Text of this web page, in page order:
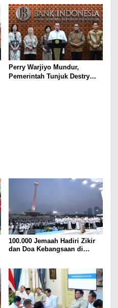
Perry Warjiyo Mundur,
Pemerintah Tunjuk Destry
100.000 Jemaah Hadiri Zikir
dan Doa Kebangsaan di